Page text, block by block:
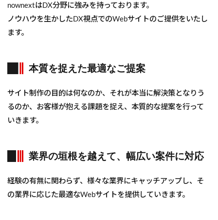
nownextはDX分野に強みを持っております。
ノウハウを生かしたDX視点でのWebサイトのご提供をいたし
ます。
本質を捉えた最適なご提案
サイト制作の目的は何なのか、それが本当に解決策となりう
るのか、お客様が抱える課題を捉え、本質的な提案を行って
いきます。
業界の垣根を越えて、幅広い案件に対応
経験の有無に関わらず、様々な業界にキャッチアップし、そ
の業界に応じた最適なWebサイトを提供していきます。